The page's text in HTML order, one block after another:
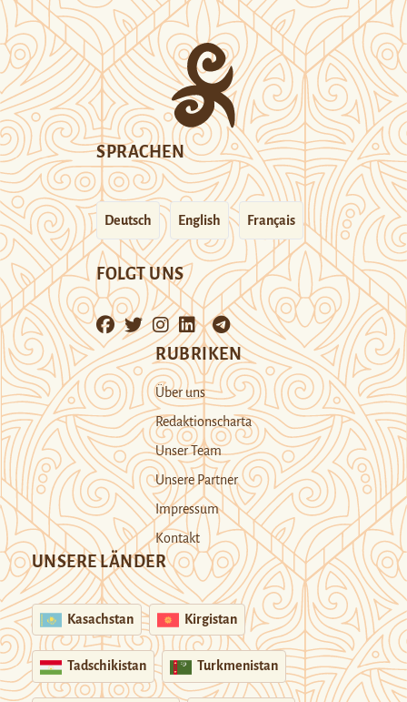
SPRACHEN
Deutsch English Français
FOLGT UNS
RUBRIKEN
Über uns
Redaktionscharta
Unser Team
Unsere Partner
Impressum
Kontakt
UNSERE LÄNDER
Kasachstan Kirgistan
Tadschikistan Turkmenistan